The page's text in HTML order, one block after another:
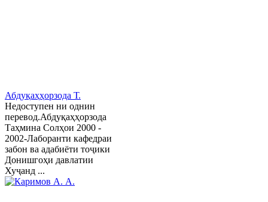
Абдуқаҳҳорзода Т.
Недоступен ни однин
перевод.Абдуқаҳҳорзода
Таҳмина Солҳои 2000 -
2002-Лаборанти кафедраи
забон ва адабиёти тоҷики
Донишгоҳи давлатии
Хуҷанд ...